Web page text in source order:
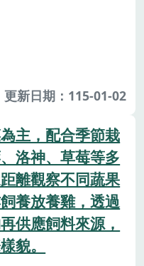
更新日期：115-01-02
主，配合季節栽
洛神、草莓等多
離觀察不同蔬果
養放養雞，透過
供應飼料來源，
貌。